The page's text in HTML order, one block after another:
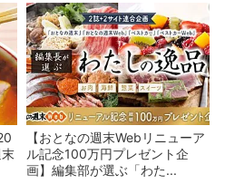
【おとなの週末Webリニューア
ル記念100万円プレゼント企
画】編集部が選ぶ「わた...